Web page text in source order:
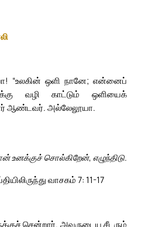
“உலகின் ஒளி நானே; என்னைப்
வழி காட்டும் ஒளியைக்
ஆண்டவர். அல்லேலூயா.
சொல்கிறேன், எழுந்திடு.
வாசகம் 7: 11-17
சென்றார். அவருடைய சீடரும்